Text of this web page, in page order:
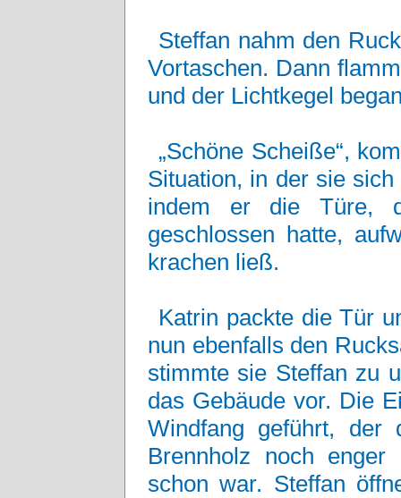
Steffan nahm den
Vortaschen. Dann
und der Lichtkegel
„Schöne Scheiße“,
Situation, in der sie
indem er die Türe,
geschlossen hatte,
krachen ließ.
Katrin packte die Tür
nun ebenfalls den
stimmte sie Steffan zu
das Gebäude vor. Die
Windfang geführt, der
Brennholz noch
schon war. Steffan